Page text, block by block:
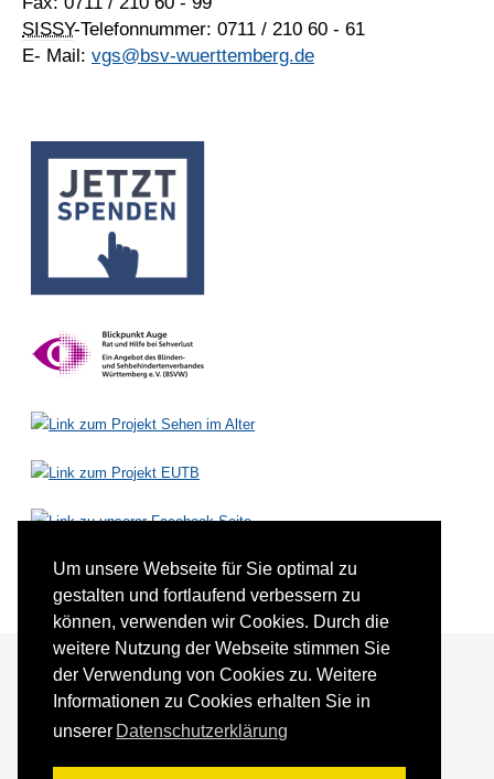
Um unsere Webseite für Sie optimal zu
gestalten und fortlaufend verbessern zu
können, verwenden wir Cookies. Durch die
weitere Nutzung der Webseite stimmen Sie
der Verwendung von Cookies zu. Weitere
Informationen zu Cookies erhalten Sie in
unserer Datenschutzerklärung
SISSY-Telefonnummer: 0711 / 210 60 - 61
E- Mail: vgs@bsv-wuerttemberg.de
Förderer und Partner Kontakt